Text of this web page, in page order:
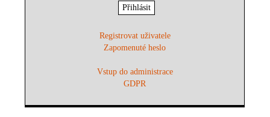
Registrovat uživatele
Zapomenuté heslo
Vstup do administrace
GDPR